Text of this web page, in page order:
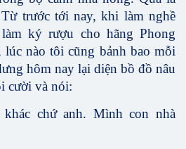
trước tới nay, khi làm nghề
ký rượu cho hãng Phong
lúc nào tôi cũng bảnh bao mỗi
hôm nay lại diện bồ đồ nâu
cười và nói:
chứ anh. Mình con nhà